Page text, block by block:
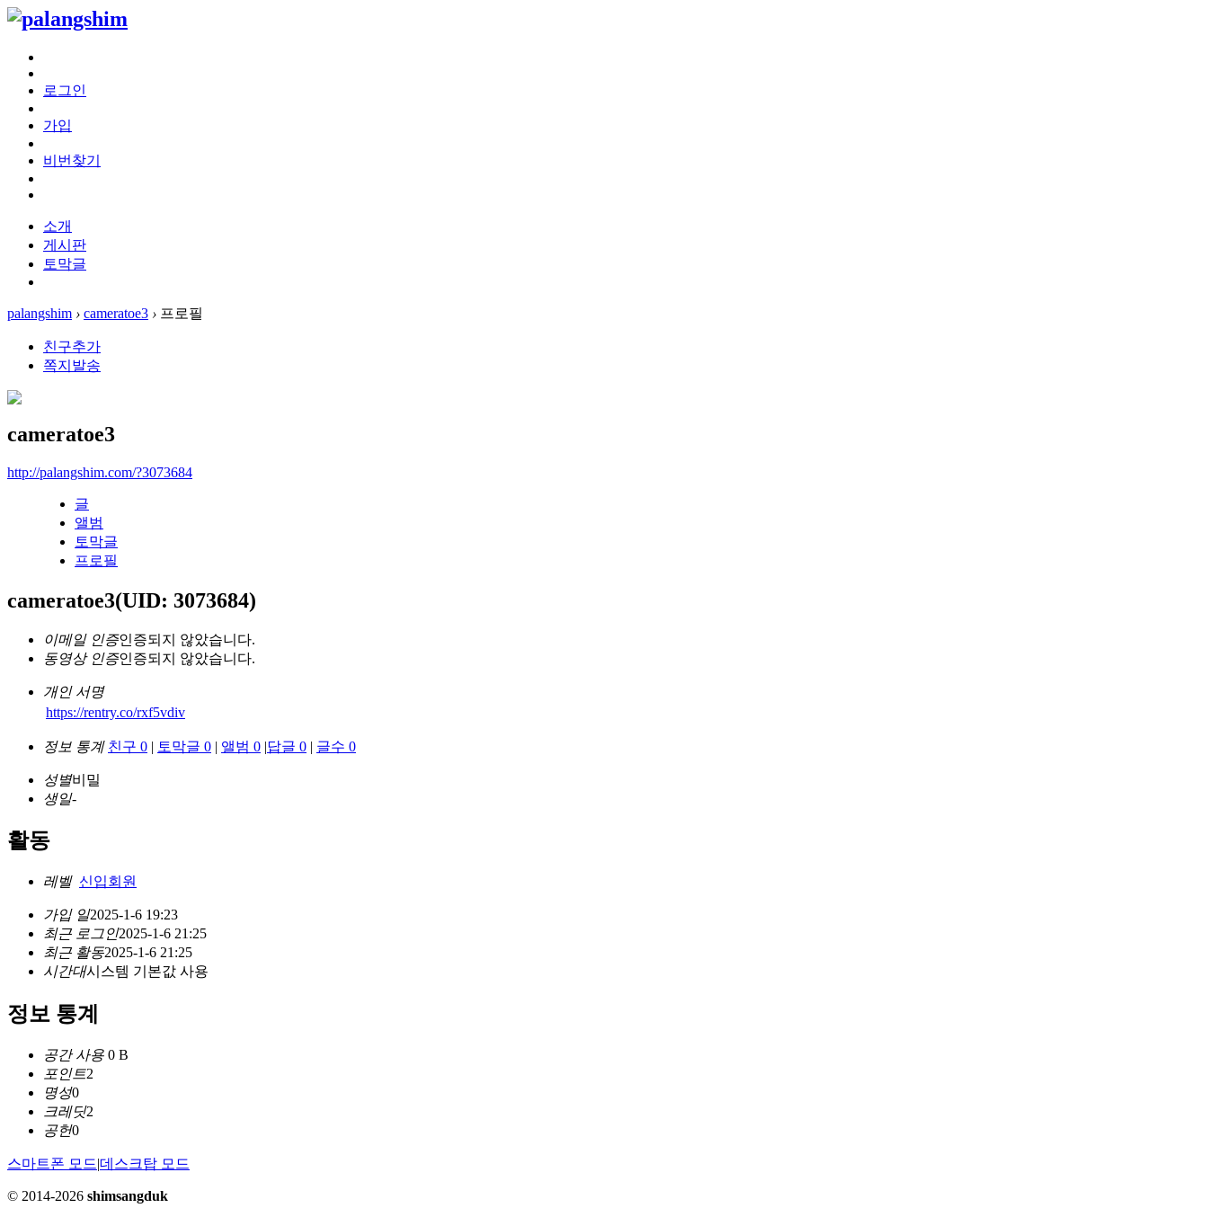
로그인
가입
비번찾기
소개
게시판
토막글
palangshim › cameratoe3 › 프로필
친구추가
쪽지발송
cameratoe3
http://palangshim.com/?3073684
글
앨범
토막글
프로필
cameratoe3(UID: 3073684)
이메일 인증인증되지 않았습니다.
동영상 인증인증되지 않았습니다.
개인 서명
https://rentry.co/rxf5vdiv
정보 통계 친구 0 | 토막글 0 | 앨범 0 |답글 0 | 글수 0
성별비밀
생일-
활동
레벨 신입회원
가입 일2025-1-6 19:23
최근 로그인2025-1-6 21:25
최근 활동2025-1-6 21:25
시간대시스템 기본값 사용
정보 통계
공간 사용 0 B
포인트2
명성0
크레딧2
공헌0
스마트폰 모드|데스크탑 모드
© 2014-2026 shimsangduk